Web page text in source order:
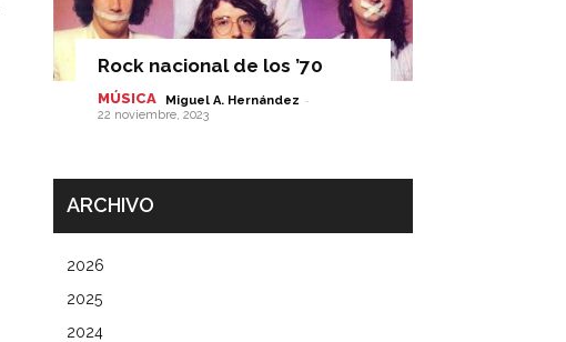
Rock nacional de los ’70
MÚSICA Miguel A. Hernández -
22 noviembre, 2023
ARCHIVO
2026
2025
2024